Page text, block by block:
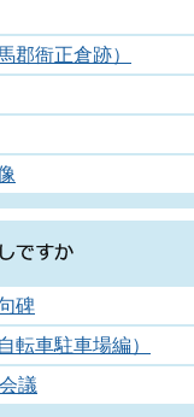
郡衙正倉跡）
碑
転車駐車場編）
議